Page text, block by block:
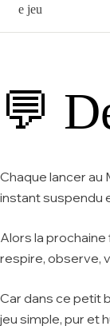
e jeu
💬
Chaque lancer au
instant suspendu
Alors la prochaine
respire, observe,
Car dans ce petit
jeu simple, pur et